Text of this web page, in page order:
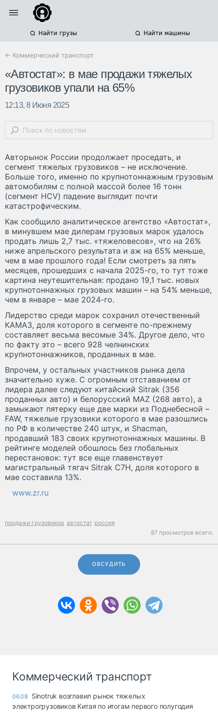
Найти грузы Найти машины
← Коммерческий транспорт
«Автостат»: в мае продажи тяжелых
грузовиков упали на 65%
12:13, 8 Июня 2025
Авторынок России продолжает проседать, и
сегмент тяжелых грузовиков – не исключение.
Больше того, именно по крупнотоннажным грузовым
автомобилям с полной массой более 16 тонн
(сегмент HCV) падение выглядит почти
катастрофическим.
Как сообщило аналитическое агентство «Автостат»,
в минувшем мае дилерам грузовых марок удалось
продать лишь 2,7 тыс. «тяжеловесов», что на 26%
ниже апрельского результата и аж на 65% меньше,
чем в мае прошлого года! Если смотреть за пять
месяцев, прошедших с начала 2025-го, то тут тоже
картина неутешительная: продано 19,1 тыс. новых
крупнотоннажных грузовых машин – на 54% меньше,
чем в январе – мае 2024-го.
Лидерство среди марок сохранил отечественный
КАМАЗ, доля которого в сегменте по-прежнему
составляет весьма весомые 34%. Другое дело, что
по факту это – всего 928 челнинских
крупнотоннажников, проданных в мае.
Впрочем, у остальных участников рынка дела
значительно хуже. С огромным отставанием от
лидера далее следуют китайский Sitrak (356
проданных авто) и белорусский MAZ (268 авто), а
замыкают пятерку еще две марки из Поднебесной –
FAW, тяжелые грузовики которого в мае разошлись
по РФ в количестве 240 штук, и Shacman,
продавший 183 своих крупнотоннажных машины. В
рейтинге моделей обошлось без глобальных
перестановок: тут все еще главенствует
магистральный тягач Sitrak C7H, доля которого в
мае составила 13%.
www.zr.ru
продажи грузовиков автостат россия
87 просмотров всего.
ОБСУДИТЬ
Коммерческий транспорт
06.08 Sinotruk возглавил рынок тяжелых
электрогрузовиков Китая по итогам первого полугодия